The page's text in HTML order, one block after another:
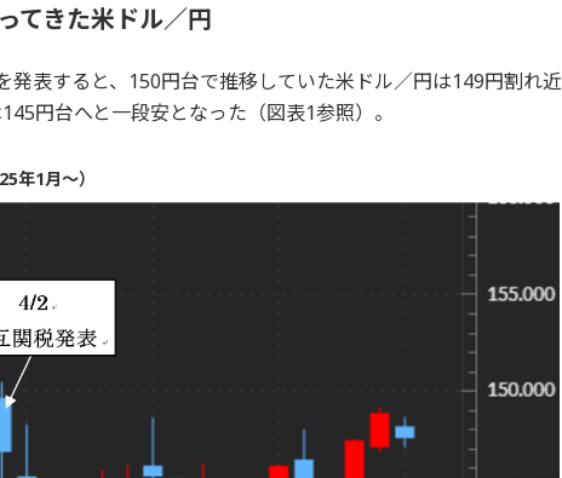
てきた米ドル／円
発表すると、150円台で推移していた米ドル／円は149円割れ近
円台へと一段安となった（図表1参照）。
年1月～）